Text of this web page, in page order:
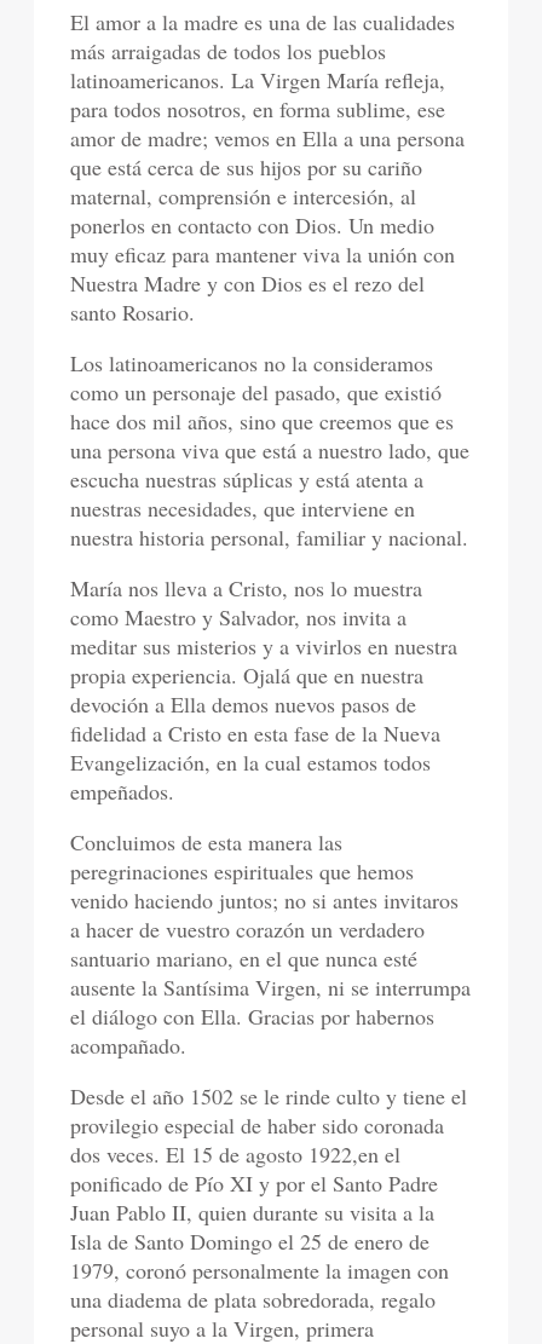
El amor a la madre es una de las cualidades
más arraigadas de todos los pueblos
latinoamericanos. La Virgen María refleja,
para todos nosotros, en forma sublime, ese
amor de madre; vemos en Ella a una persona
que está cerca de sus hijos por su cariño
maternal, comprensión e intercesión, al
ponerlos en contacto con Dios. Un medio
muy eficaz para mantener viva la unión con
Nuestra Madre y con Dios es el rezo del
santo Rosario.
Los latinoamericanos no la consideramos
como un personaje del pasado, que existió
hace dos mil años, sino que creemos que es
una persona viva que está a nuestro lado, que
escucha nuestras súplicas y está atenta a
nuestras necesidades, que interviene en
nuestra historia personal, familiar y nacional.
María nos lleva a Cristo, nos lo muestra
como Maestro y Salvador, nos invita a
meditar sus misterios y a vivirlos en nuestra
propia experiencia. Ojalá que en nuestra
devoción a Ella demos nuevos pasos de
fidelidad a Cristo en esta fase de la Nueva
Evangelización, en la cual estamos todos
empeñados.
Concluimos de esta manera las
peregrinaciones espirituales que hemos
venido haciendo juntos; no si antes invitaros
a hacer de vuestro corazón un verdadero
santuario mariano, en el que nunca esté
ausente la Santísima Virgen, ni se interrumpa
el diálogo con Ella. Gracias por habernos
acompañado.
Desde el año 1502 se le rinde culto y tiene el
provilegio especial de haber sido coronada
dos veces. El 15 de agosto 1922,en el
ponificado de Pío XI y por el Santo Padre
Juan Pablo II, quien durante su visita a la
Isla de Santo Domingo el 25 de enero de
1979, coronó personalmente la imagen con
una diadema de plata sobredorada, regalo
personal suyo a la Virgen, primera